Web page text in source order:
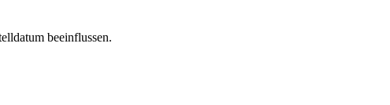
beeinflussen.